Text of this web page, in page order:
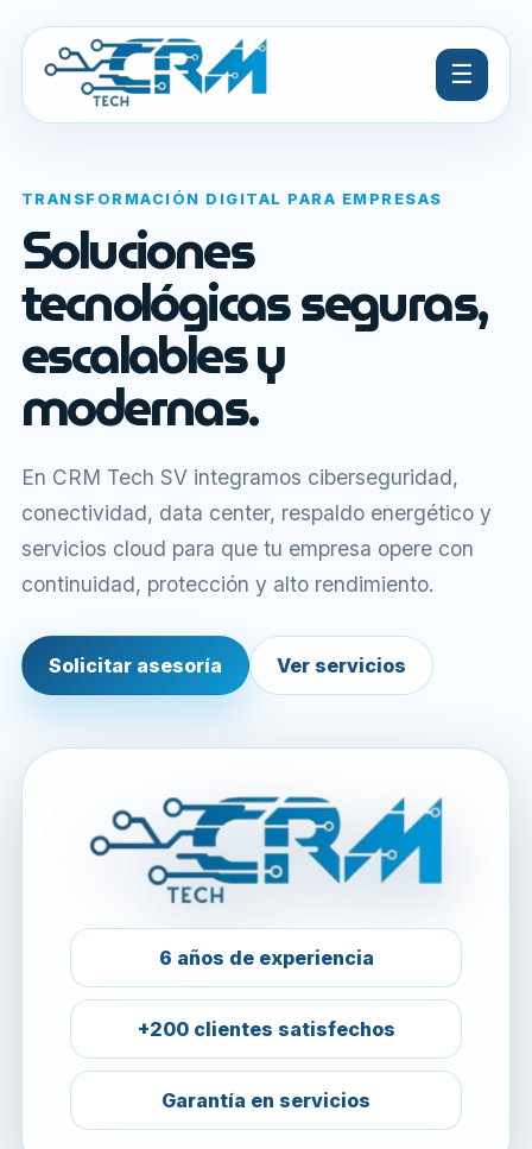
☰
TRANSFORMACIÓN DIGITAL PARA EMPRESAS
Soluciones
tecnológicas seguras,
escalables y
modernas.
En CRM Tech SV integramos ciberseguridad,
conectividad, data center, respaldo energético y
servicios cloud para que tu empresa opere con
continuidad, protección y alto rendimiento.
Solicitar asesoría Ver servicios
6 años de experiencia
+200 clientes satisfechos
Garantía en servicios